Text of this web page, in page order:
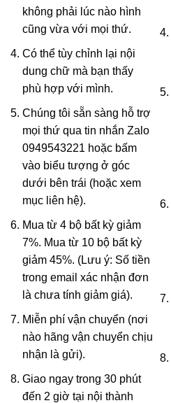
không phải lúc nào hình
cũng vừa với mọi thứ.
Có thể tùy chỉnh lại nội
dung chữ mà bạn thấy
phù hợp với mình.
Chúng tôi sẵn sàng hỗ trợ
mọi thứ qua tin nhắn Zalo
0949543221 hoặc bấm
vào biểu tượng ở góc
dưới bên trái (hoặc xem
mục liên hệ).
Mua từ 4 bộ bất kỳ giảm
7%. Mua từ 10 bộ bất kỳ
giảm 45%. (Lưu ý: Số tiền
trong email xác nhận đơn
là chưa tính giảm giá).
Miễn phí vận chuyển (nơi
nào hãng vận chuyển chịu
nhận là gửi).
Giao ngay trong 30 phút
đến 2 giờ tại nội thành